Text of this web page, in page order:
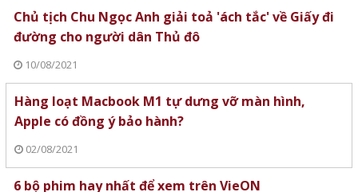
Chủ tịch Chu Ngọc Anh giải toả 'ách tắc' về Giấy đi
đường cho người dân Thủ đô
10/08/2021
Hàng loạt Macbook M1 tự dưng vỡ màn hình,
Apple có đồng ý bảo hành?
02/08/2021
6 bộ phim hay nhất để xem trên VieON